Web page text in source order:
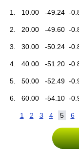
1. 10.00 -49.24 -
2. 20.00 -49.60 -
3. 30.00 -50.24 -
4. 40.00 -51.20 -
5. 50.00 -52.49 -
6. 60.00 -54.10 -
1 2 3 4 5 6